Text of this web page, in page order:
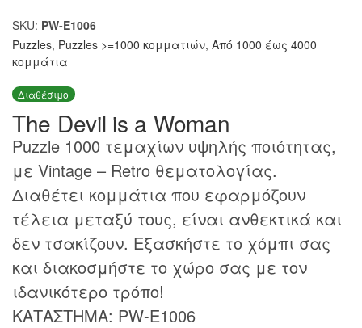
SKU: PW-E1006
Puzzles, Puzzles >=1000 κομματιών, Από 1000 έως 4000
κομμάτια
Διαθέσιμο
The Devil is a Woman
Puzzle 1000 τεμαχίων υψηλής ποιότητας,
με Vintage – Retro θεματολογίας.
Διαθέτει κομμάτια που εφαρμόζουν
τέλεια μεταξύ τους, είναι ανθεκτικά και
δεν τσακίζουν. Εξασκήστε το χόμπι σας
και διακοσμήστε το χώρο σας με τον
ιδανικότερο τρόπο!
ΚΑΤΑΣΤΗΜΑ: PW-E1006